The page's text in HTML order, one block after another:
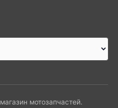
мотозапчастей.